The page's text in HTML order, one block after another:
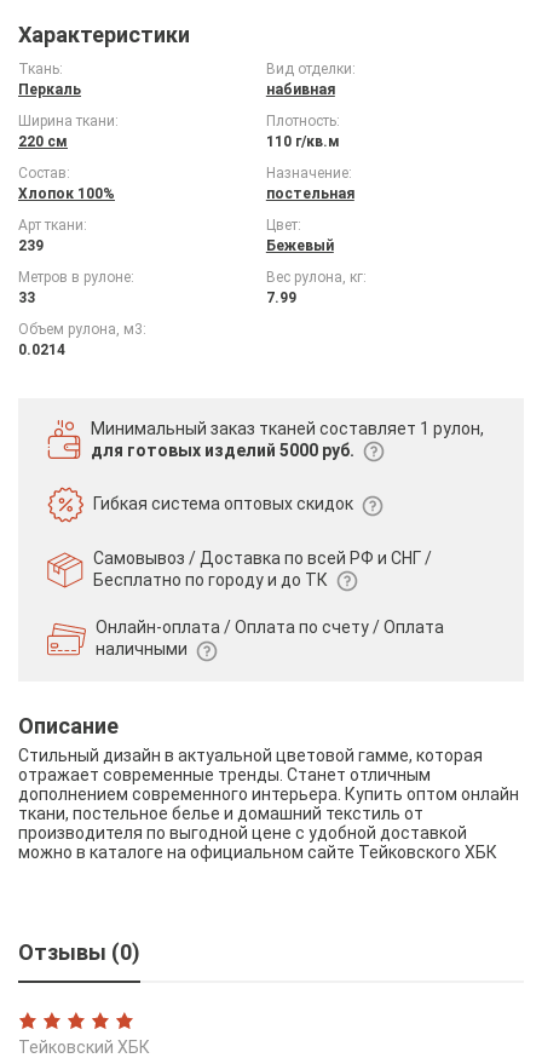
Характеристики
Ткань:
Перкаль
Вид отделки:
набивная
Ширина ткани:
220 см
Плотность:
110 г/кв.м
Состав:
Хлопок 100%
Назначение:
постельная
Арт ткани:
239
Цвет:
Бежевый
Метров в рулоне:
33
Вес рулона, кг:
7.99
Объем рулона, м3:
0.0214
Минимальный заказ тканей составляет 1 рулон,
для готовых изделий 5000 руб.
Гибкая системаоптовых скидок
Самовывоз / Доставка по всей РФ и СНГ /
Бесплатно по городу и до ТК
Онлайн-оплата / Оплата по счету /Оплата
наличными
Описание
Стильный дизайн в актуальной цветовой гамме, которая
отражает современные тренды. Станет отличным
дополнением современного интерьера. Купить оптом онлайн
ткани, постельное белье и домашний текстиль от
производителя по выгодной цене с удобной доставкой
можно в каталоге на официальном сайте Тейковского ХБК
Отзывы (0)
Тейковский ХБК